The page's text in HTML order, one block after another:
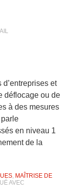
et
déflocage ou de
à des mesures
en niveau 1
de la
MAÎTRISE DE
AVEC